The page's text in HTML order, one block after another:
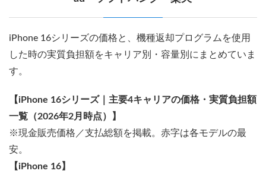
iPhone 16シリーズの価格と、機種返却プログラムを使用
した時の実質負担額をキャリア別・容量別にまとめていま
す。
【iPhone 16シリーズ｜主要4キャリアの価格・実質負担額
一覧（2026年2月時点）】
※現金販売価格／支払総額を掲載。赤字は各モデルの最
安。
【iPhone 16】